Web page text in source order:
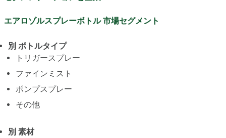
エアロゾルスプレーボトル 市場セグメント
別 ボトルタイプ
トリガースプレー
ファインミスト
ポンプスプレー
その他
別 素材